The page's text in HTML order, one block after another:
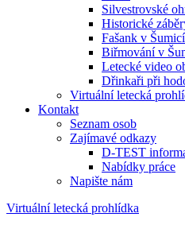
Silvestrovské
Historické
Fašank v
Biřmování v
Letecké video
Dřinkaři při
Virtuální letecká
Kontakt
Seznam osob
Zajímavé odkazy
D-TEST
Nabídky práce
Napište nám
Virtuální letecká prohlídka